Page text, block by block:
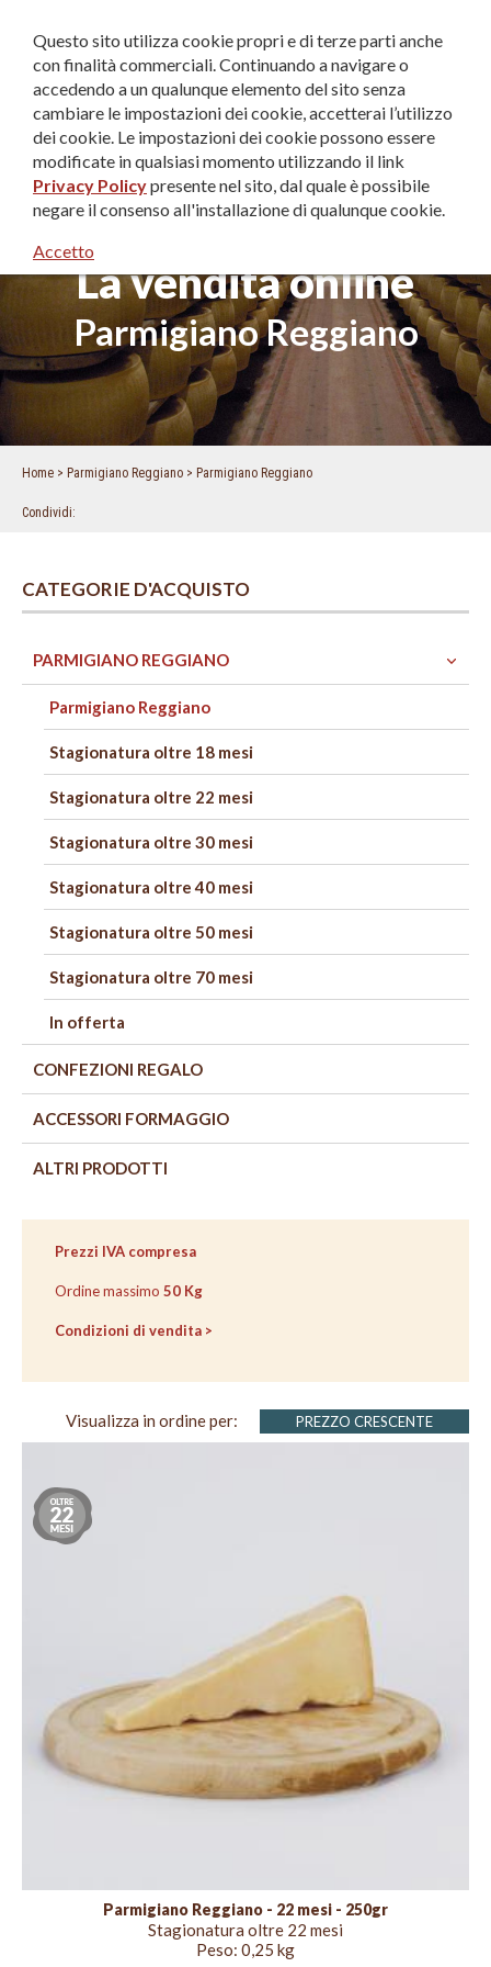
La vendita online
Parmigiano Reggiano
Home Parmigiano Reggiano Parmigiano Reggiano
Condividi
CATEGORIE D'ACQUISTO
PARMIGIANO REGGIANO
Parmigiano Reggiano
Stagionatura oltre 18 mesi
Stagionatura oltre 22 mesi
Stagionatura oltre 30 mesi
Stagionatura oltre 40 mesi
Stagionatura oltre 50 mesi
Stagionatura oltre 70 mesi
In offerta
CONFEZIONI REGALO
ACCESSORI FORMAGGIO
ALTRI PRODOTTI
VAI
CARRELLO
VAI
CASSA
Prezzi IVA compresa
Ordine massimo 50 Kg
Condizioni di vendita >
Visualizza in ordine per: PREZZO CRESCENTE
Stagionatura
oltre
22
Parmigiano Reggiano - 22 mesi - 250gr
Stagionatura oltre 22 mesi
Peso: 0,25 kg
Questo sito utilizza cookie propri e di terze parti anche
con finalità commerciali. Continuando a navigare o
accedendo a un qualunque elemento del sito senza
cambiare le impostazioni dei cookie, accetterai l’utilizzo
dei cookie. Le impostazioni dei cookie possono essere
modificate in qualsiasi momento utilizzando il link
Privacy Policypresente nel sito, dal quale è possibile
negare il consenso all'installazione di qualunque cookie.
Accetto